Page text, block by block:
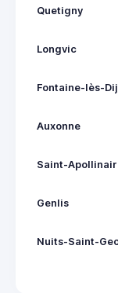
Quetigny
Longvic
Fontaine-lès-
Auxonne
Saint-
Genlis
Nuits-Saint-